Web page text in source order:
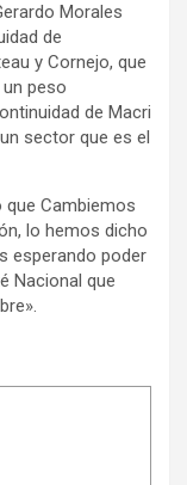
Morales
de
y Cornejo, que
peso
de Macri
sector que es el
que Cambiemos
lo hemos dicho
esperando poder
Nacional que